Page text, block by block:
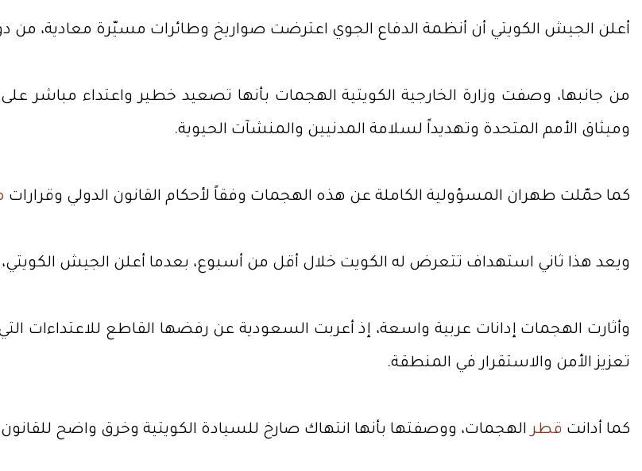
أعلن الجيش الكويتي أن أنظمة الدفاع الجوي اعترضت صواريخ وطائرات مسيّرة معادية، من
من جانبها، وصفت وزارة الخارجية الكويتية الهجمات بأنها تصعيد خطير واعتداء مباشر على
وميثاق الأمم المتحدة وتهديداً لسلامة المدنيين والمنشآت الحيوية.
كما حمّلت طهران المسؤولية الكاملة عن هذه الهجمات وفقاً لأحكام القانون الدولي وقرارات
ويعد هذا ثاني استهداف تتعرض له الكويت خلال أقل من أسبوع، بعدما أعلن الجيش
وأثارت الهجمات إدانات عربية واسعة، إذ أعربت السعودية عن رفضها القاطع للاعتداءات
تعزيز الأمن والاستقرار في المنطقة.
كما أدانت قطرالهجمات، ووصفتها بأنها انتهاك صارخ للسيادة الكويتية وخرق واضح للقانون